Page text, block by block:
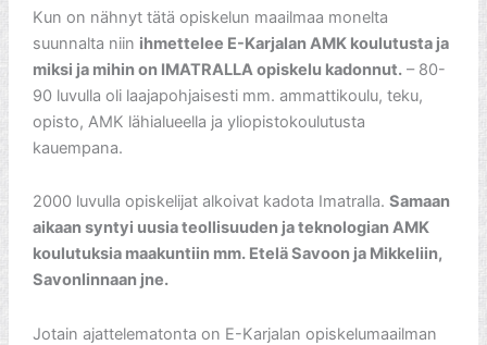
Kun on nähnyt tätä opiskelun maailmaa monelta
suunnalta niin ihmettelee E-Karjalan AMK koulutusta ja
miksi ja mihin on IMATRALLA opiskelu kadonnut.– 80-
90 luvulla oli laajapohjaisesti mm. ammattikoulu, teku,
opisto, AMK lähialueella ja yliopistokoulutusta
kauempana.
2000 luvulla opiskelijat alkoivat kadota Imatralla. Samaan
aikaan syntyi uusia teollisuuden ja teknologian AMK
koulutuksia maakuntiin mm. Etelä Savoon ja Mikkeliin,
Savonlinnaan jne.
Jotain ajattelematonta on E-Karjalan opiskelumaailman